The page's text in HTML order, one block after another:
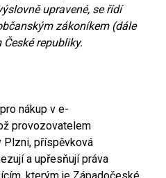
upravené, se řídí
zákoníkem (dále
republiky.
nákup v e-
provozovatelem
Plzni, příspěvková
a upřesňují práva